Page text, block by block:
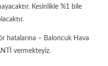
Kesinlikle %1 bile
hatalarına – Baloncuk Hava
vermekteyiz.